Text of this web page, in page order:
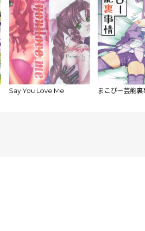
Say You Love Me まこぴー芸能裏